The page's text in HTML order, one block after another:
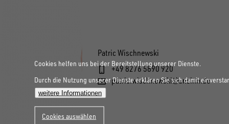
Patric Wischnewski
+49 8276 5890 920
patric.wischnewski@unsinn.de
Cookies helfen uns bei der Bereitstellung unserer Dienste.
Durch die Nutzung unserer Dienste erklären Sie sich damit
weitere Informationen
Cookies auswählen